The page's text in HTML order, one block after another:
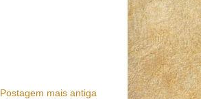
Postagem mais antiga